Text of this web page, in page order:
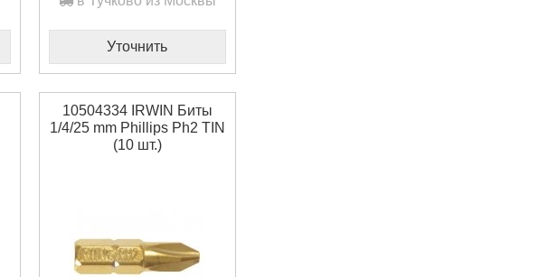
Уточнить
10504334 IRWIN Биты
1/4/25 mm Phillips Ph2 TIN
(10 шт.)